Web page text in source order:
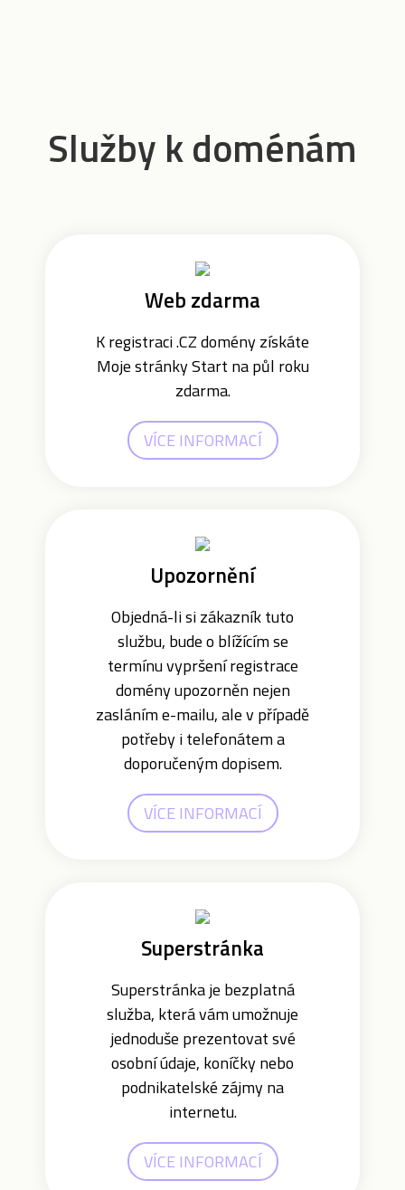
Služby k doménám
Web zdarma
K registraci .CZ domény získáte
Moje stránky Start na půl roku
zdarma.
VÍCE INFORMACÍ
Upozornění
Objedná-li si zákazník tuto
službu, bude o blížícím se
termínu vypršení registrace
domény upozorněn nejen
zasláním e-mailu, ale v případě
potřeby i telefonátem a
doporučeným dopisem.
VÍCE INFORMACÍ
Superstránka
Superstránka je bezplatná
služba, která vám umožnuje
jednoduše prezentovat své
osobní údaje, koníčky nebo
podnikatelské zájmy na
internetu.
VÍCE INFORMACÍ